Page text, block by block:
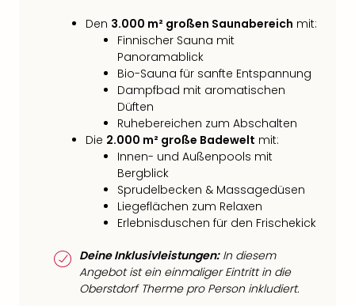
Den 3.000 m² großen Saunabereich mit:
Finnischer Sauna mit
Panoramablick
Bio-Sauna für sanfte Entspannung
Dampfbad mit aromatischen
Düften
Ruhebereichen zum Abschalten
Die 2.000 m² große Badewelt mit:
Innen- und Außenpools mit
Bergblick
Sprudelbecken & Massagedüsen
Liegeflächen zum Relaxen
Erlebnisduschen für den Frischekick
Deine Inklusivleistungen:In diesem
Angebot ist ein einmaliger Eintritt in die
Oberstdorf Therme pro Person inkludiert.